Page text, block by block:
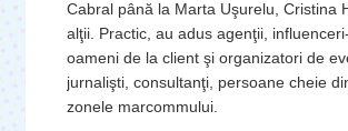
Cabral până la Marta Uşurelu, Cristina
alţii. Practic, au adus agenţii,
oameni de la client şi organizatori de
jurnalişti, consultanţi, persoane cheie
zonele marcommului.